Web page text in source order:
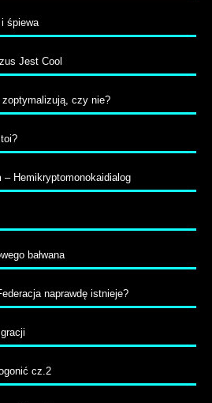
śpiewa
Jest Cool
czy nie?
Hemikryptomonokaidialog
bałwana
naprawdę istnieje?
cz.2